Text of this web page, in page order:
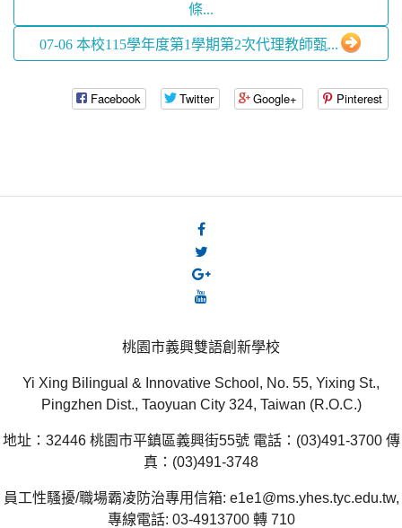
條...
07-06 本校115學年度第1學期第2次代理教師甄...
Facebook Twitter Google+ Pinterest
桃園市義興雙語創新學校
Yi Xing Bilingual & Innovative School, No. 55, Yixing St.,
Pingzhen Dist., Taoyuan City 324, Taiwan (R.O.C.)
地址：32446 桃園市平鎮區義興街55號 電話：(03)491-3700 傳
真：(03)491-3748
員工性騷擾/職場霸凌防治專用信箱: e1e1@ms.yhes.tyc.edu.tw,
專線電話: 03-4913700 轉 710